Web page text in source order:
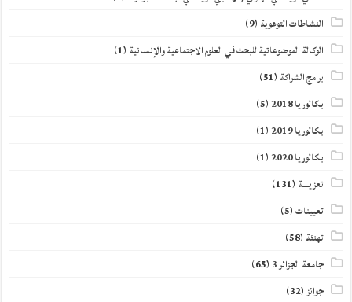
النشاطات التوعوية (9)
الوكالة الموضوعاتية للبحث في العلوم الاجتماعية والإنسانية (1)
برامج الشراكة (51)
بكالوريا 2018
(5)
بكالوريا 2019
(1)
بكالوريا 2020
(1)
تعزيــــة (131)
تعيينات(5)
تهنئة (58)
جامعة الجزائر 3 (65)
جوائز(32)